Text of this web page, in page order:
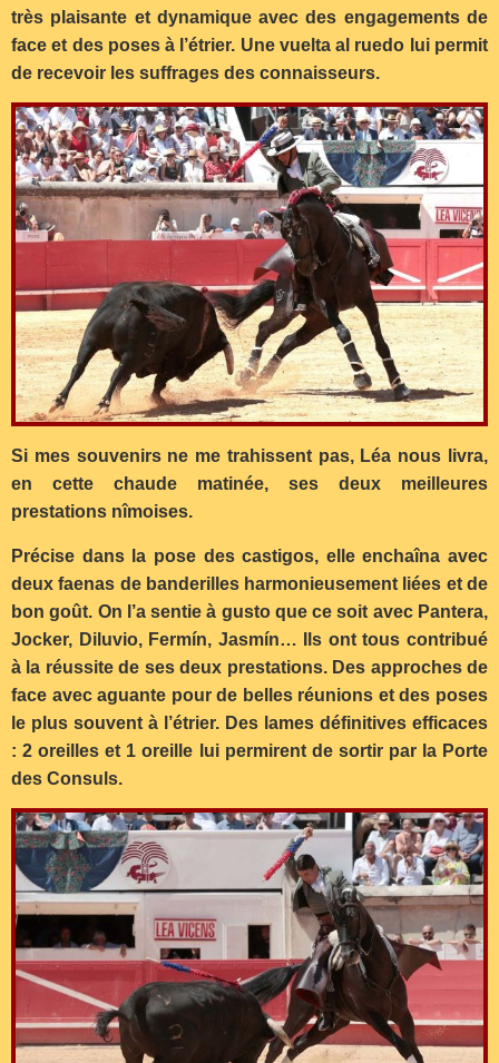
très plaisante et dynamique avec des engagements de
face et des poses à l’étrier. Une vuelta al ruedo lui permit
de recevoir les suffrages des connaisseurs.
Si mes souvenirs ne me trahissent pas, Léa nous livra,
en cette chaude matinée, ses deux meilleures
prestations nîmoises.
Précise dans la pose des castigos, elle enchaîna avec
deux faenas de banderilles harmonieusement liées et de
bon goût. On l’a sentie à gusto que ce soit avec Pantera,
Jocker, Diluvio, Fermín, Jasmín… Ils ont tous contribué
à la réussite de ses deux prestations. Des approches de
face avec aguante pour de belles réunions et des poses
le plus souvent à l’étrier. Des lames définitives efficaces
: 2 oreilles et 1 oreille lui permirent de sortir par la Porte
des Consuls.